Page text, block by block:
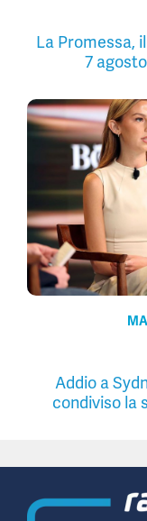
La Promessa,
7
Addio a
condiviso la